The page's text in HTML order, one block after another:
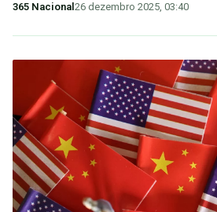
365 Nacional 26 dezembro 2025, 03:40